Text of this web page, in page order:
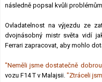
následně popsal kvůli
Ovladatelnost na výjezdu ze
dvojnásobný mistr světa vidí
Ferrari zapracovat, aby mohlo
"Neměli jsme dostatečně
vozu F14 T v Malajsii. "Ztráceli